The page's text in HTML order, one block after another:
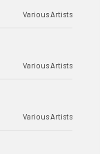
Various Artists
Various Artists
Various Artists